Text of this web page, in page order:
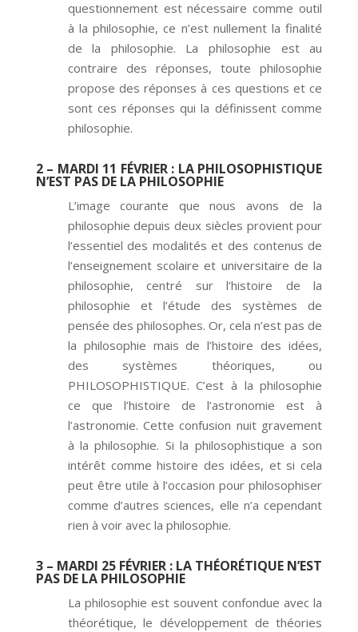
questionnement est nécessaire comme outil
à la philosophie, ce n’est nullement la finalité
de la philosophie. La philosophie est au
contraire des réponses, toute philosophie
propose des réponses à ces questions et ce
sont ces réponses qui la définissent comme
philosophie.
2 – MARDI 11 FÉVRIER : LA PHILOSOPHISTIQUE
N’EST PAS DE LA PHILOSOPHIE
L’image courante que nous avons de la
philosophie depuis deux siècles provient pour
l’essentiel des modalités et des contenus de
l’enseignement scolaire et universitaire de la
philosophie, centré sur l’histoire de la
philosophie et l’étude des systèmes de
pensée des philosophes. Or, cela n’est pas de
la philosophie mais de l’histoire des idées,
des systèmes théoriques, ou
PHILOSOPHISTIQUE. C’est à la philosophie
ce que l’histoire de l’astronomie est à
l’astronomie. Cette confusion nuit gravement
à la philosophie. Si la philosophistique a son
intérêt comme histoire des idées, et si cela
peut être utile à l’occasion pour philosophiser
comme d’autres sciences, elle n’a cependant
rien à voir avec la philosophie.
3 – MARDI 25 FÉVRIER : LA THÉORÉTIQUE N’EST
PAS DE LA PHILOSOPHIE
La philosophie est souvent confondue avec la
théorétique, le développement de théories